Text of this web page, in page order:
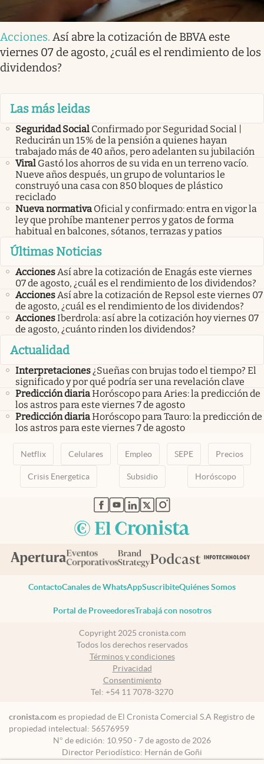
Acciones. Así abre la cotización de BBVA este
viernes 07 de agosto, ¿cuál es el rendimiento de los
dividendos?
Las más leidas
Seguridad Social Confirmado por Seguridad Social |
Reducirán un 15% de la pensión a quienes hayan
trabajado más de 40 años, pero adelanten su jubilación
Viral Gastó los ahorros de su vida en un terreno vacío.
Nueve años después, un grupo de voluntarios le
construyó una casa con 850 bloques de plástico
reciclado
Nueva normativa Oficial y confirmado: entra en vigor la
ley que prohíbe mantener perros y gatos de forma
habitual en balcones, sótanos, terrazas y patios
Últimas Noticias
AccionesAsí abre la cotización de Enagás este viernes
07 de agosto, ¿cuál es el rendimiento de los dividendos?
AccionesAsí abre la cotización de Repsol este viernes 07
de agosto, ¿cuál es el rendimiento de los dividendos?
AccionesIberdrola: así abre la cotización hoy viernes 07
de agosto, ¿cuánto rinden los dividendos?
Actualidad
Interpretaciones¿Sueñas con brujas todo el tiempo? El
significado y por qué podría ser una revelación clave
Predicción diariaHoróscopo para Aries: la predicción de
los astros para este viernes 7 de agosto
Predicción diariaHoróscopo para Tauro: la predicción de
los astros para este viernes 7 de agosto
Netflix Celulares Empleo SEPE Precios
Crisis Energetica Subsidio Horóscopo
abre en nueva pestaña
abre en nueva pestaña
abre en nueva pestaña
abre en nueva pestaña
abre en nueva pestaña
ContactoCanales de WhatsAppSuscribiteQuiénes Somos
Portal de ProveedoresTrabajá con nosotros
Copyright 2025 cronista.com
Todos los derechos reservados
Términos y condiciones
Privacidad
Consentimiento
Tel: +54 11 7078-3270
cronista.com es propiedad de El Cronista Comercial S.A Registro de
propiedad intelectual: 56576959
N° de edición: 10.950 - 7 de agosto de 2026
Director Periodístico: Hernán de Goñi